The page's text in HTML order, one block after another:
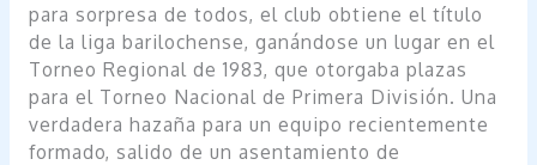
para sorpresa de todos, el club obtiene el título
de la liga barilochense, ganándose un lugar en el
Torneo Regional de 1983, que otorgaba plazas
para el Torneo Nacional de Primera División. Una
verdadera hazaña para un equipo recientemente
formado, salido de un asentamiento de